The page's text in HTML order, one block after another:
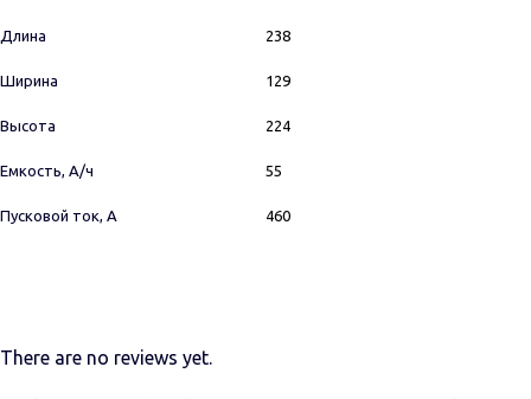
Длина 238
Ширина 129
Высота 224
Емкость, А/ч 55
Пусковой ток, А 460
There are no reviews yet.